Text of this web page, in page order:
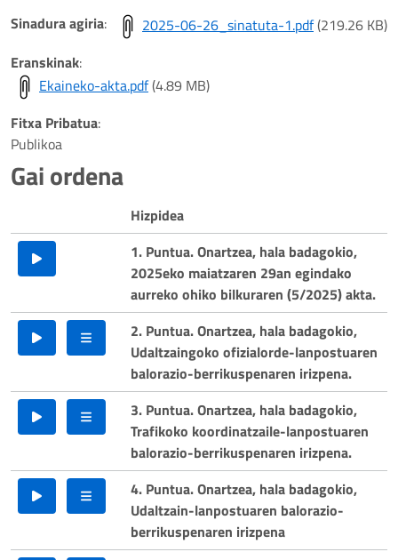
Sinadura agiria: 2025-06-26_sinatuta-1.pdf(219.26 KB)
Eranskinak:
Ekaineko-akta.pdf(4.89 MB)
Fitxa Pribatua:
Publikoa
Gai ordena
Hizpidea
1. Puntua. Onartzea, hala badagokio,
2025eko maiatzaren 29an egindako
aurreko ohiko bilkuraren (5/2025) akta.
2. Puntua. Onartzea, hala badagokio,
Udaltzaingoko ofizialorde-lanpostuaren
balorazio-berrikuspenaren irizpena.
3. Puntua. Onartzea, hala badagokio,
Trafikoko koordinatzaile-lanpostuaren
balorazio-berrikuspenaren irizpena.
4. Puntua. Onartzea, hala badagokio,
Udaltzain-lanpostuaren balorazio-
berrikuspenaren irizpena